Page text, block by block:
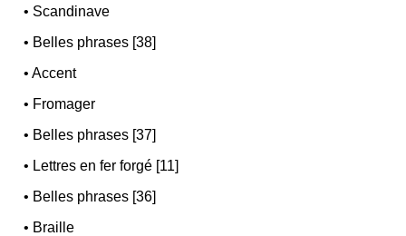
• Scandinave
• Belles phrases [38]
•Accent
• Fromager
• Belles phrases [37]
• Lettres en fer forgé [11]
• Belles phrases [36]
• Braille